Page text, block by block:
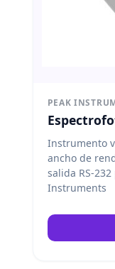
PEAK
Instrumento
ancho de
salida RS-
Instruments